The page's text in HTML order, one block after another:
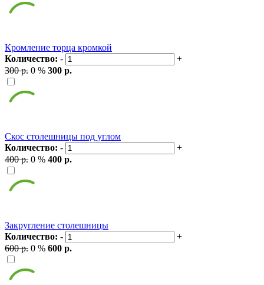
Кромление торца кромкой
Количество: -
+
300 р. 0 % 300 р.
Скос столешницы под углом
Количество: -
+
400 р. 0 % 400 р.
Закругление столешницы
Количество: -
+
600 р. 0 % 600 р.